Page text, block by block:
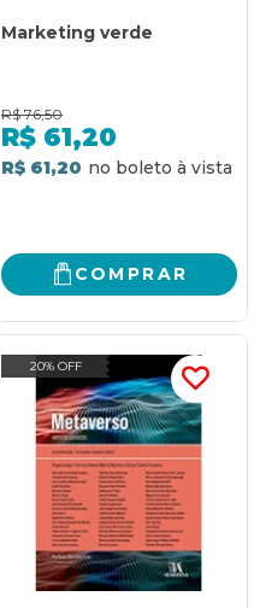
Marketing verde
R$ 76,50
R$ 61,20
R$ 61,20
COMPRAR
20% OFF